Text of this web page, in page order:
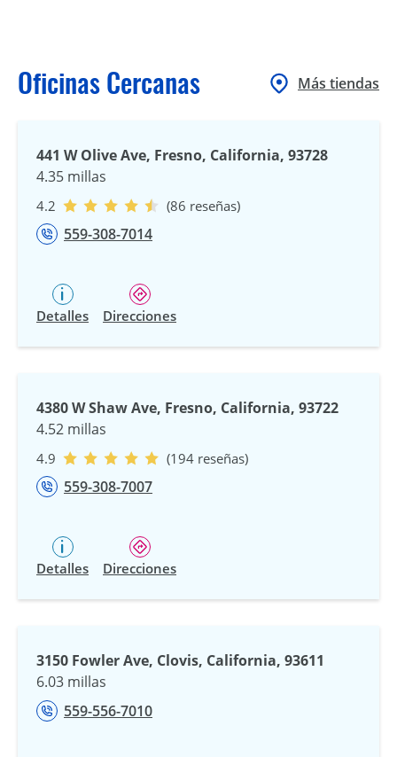
Oficinas Cercanas Más tiendas
441 W Olive Ave, Fresno, California, 93728
4.35 millas
4.2 (86 reseñas)
559-308-7014
Detalles Direcciones
4380 W Shaw Ave, Fresno, California, 93722
4.52 millas
4.9 (194 reseñas)
559-308-7007
Detalles Direcciones
3150 Fowler Ave, Clovis, California, 93611
6.03 millas
559-556-7010